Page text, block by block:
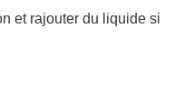
et rajouter du liquide si